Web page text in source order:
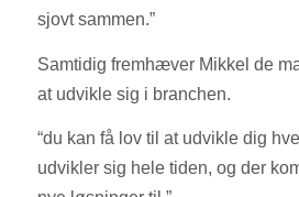
sjovt sammen.”
Samtidig fremhæver Mikkel de
at udvikle sig i branchen.
“du kan få lov til at udvikle dig
udvikler sig hele tiden, og der